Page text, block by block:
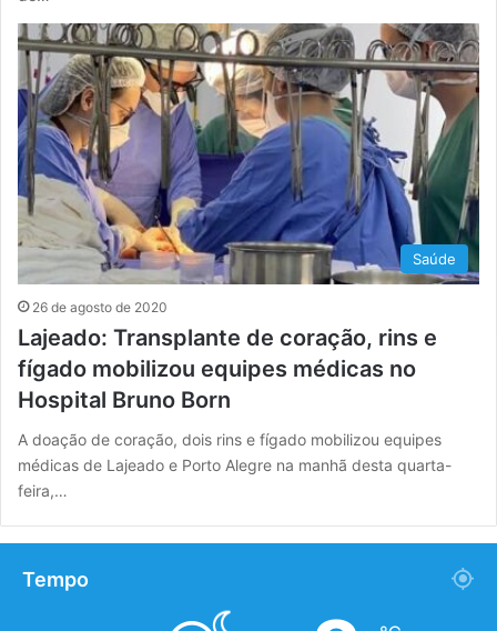
Saúde
26 de agosto de 2020
Lajeado: Transplante de coração, rins e
fígado mobilizou equipes médicas no
Hospital Bruno Born
A doação de coração, dois rins e fígado mobilizou equipes
médicas de Lajeado e Porto Alegre na manhã desta quarta-
feira,…
Tempo